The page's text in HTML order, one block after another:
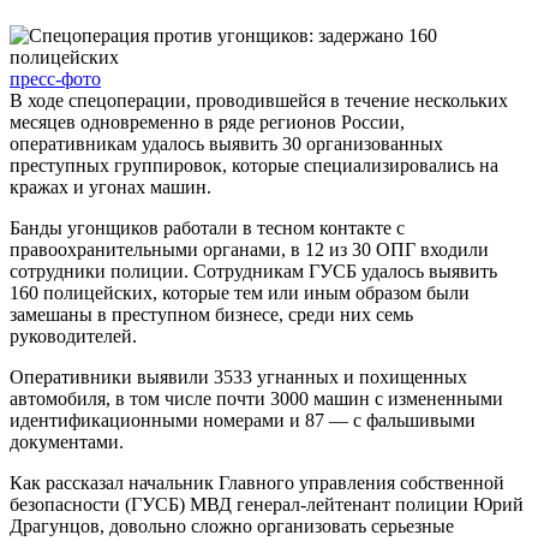
пресс-фото
В ходе спецоперации, проводившейся в течение нескольких
месяцев одновременно в ряде регионов России,
оперативникам удалось выявить 30 организованных
преступных группировок, которые специализировались на
кражах и угонах машин.
Банды угонщиков работали в тесном контакте с
правоохранительными органами, в 12 из 30 ОПГ входили
сотрудники полиции. Сотрудникам ГУСБ удалось выявить
160 полицейских, которые тем или иным образом были
замешаны в преступном бизнесе, среди них семь
руководителей.
Оперативники выявили 3533 угнанных и похищенных
автомобиля, в том числе почти 3000 машин с измененными
идентификационными номерами и 87 — с фальшивыми
документами.
Как рассказал начальник Главного управления собственной
безопасности (ГУСБ) МВД генерал-лейтенант полиции Юрий
Драгунцов, довольно сложно организовать серьезные